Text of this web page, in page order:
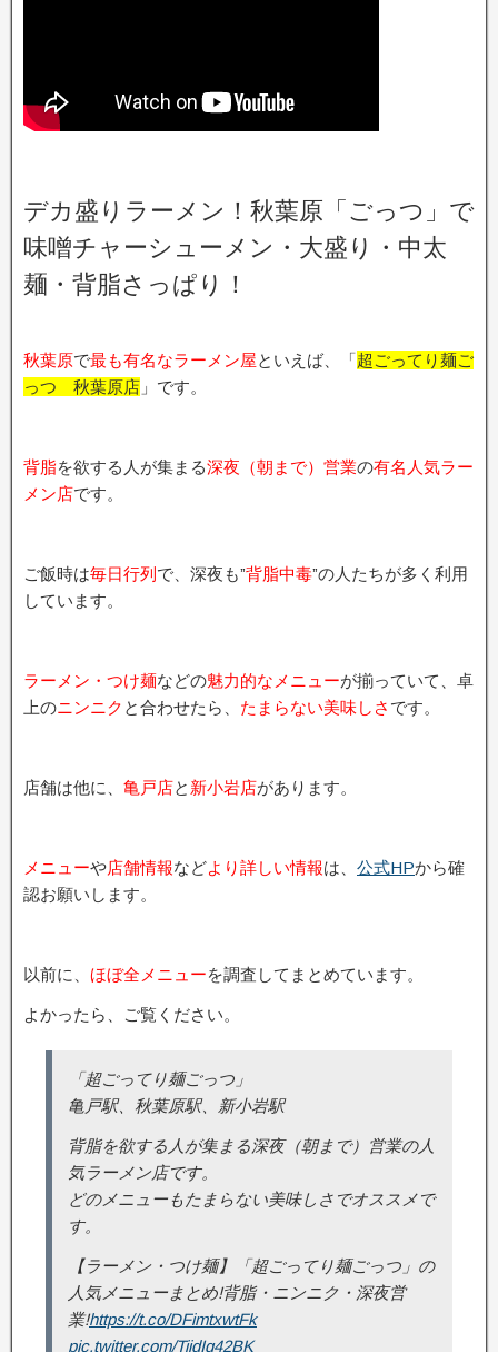
デカ盛りラーメン！秋葉原「ごっつ」で
味噌チャーシューメン・大盛り・中太
麺・背脂さっぱり！
秋葉原で最も有名なラーメン屋といえば、「超ごってり麺ご
っつ 秋葉原店 」です。
背脂を欲する人が集まる深夜（朝まで）営業の有名人気ラー
メン店です。
ご飯時は毎日行列 で、深夜も”背脂中毒”の人たちが多く利用
しています。
ラーメン・つけ麺などの魅力的なメニューが揃っていて、卓
上のニンニク と合わせたら、 たまらない美味しさ です。
店舗は他に、 亀戸店と 新小岩店があります。
メニューや店舗情報などより詳しい情報は、 公式HPから確
認お願いします。
以前に、 ほぼ全メニューを調査してまとめています。
よかったら、ご覧ください。
「超ごってり麺ごっつ」
亀戸駅、秋葉原駅、新小岩駅
背脂を欲する人が集まる深夜（朝まで）営業の人
気ラーメン店です。
どのメニューもたまらない美味しさでオススメで
す。
【ラーメン・つけ麺】「超ごってり麺ごっつ」の
人気メニューまとめ!背脂・ニンニク・深夜営
業!https://t.co/DFimtxwtFk
pic.twitter.com/TijdIq42BK